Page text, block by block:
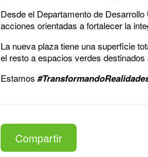
Desde el Departamento de
acciones orientadas a fortalecer la
La nueva plaza tiene una superficie
el resto a espacios verdes
Estamos
Compartir